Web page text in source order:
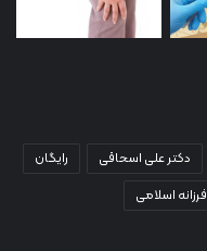
دکتر علی اسحاقی
رایگان
فرزانه اسلامی